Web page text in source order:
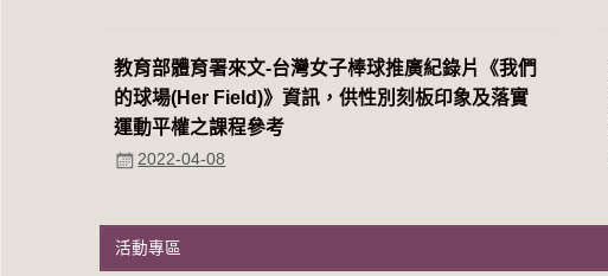
教育部體育署來文-台灣女子棒球推廣紀錄片《我們
的球場(Her Field)》資訊，供性別刻板印象及落實
運動平權之課程參考
2022-04-08
活動專區